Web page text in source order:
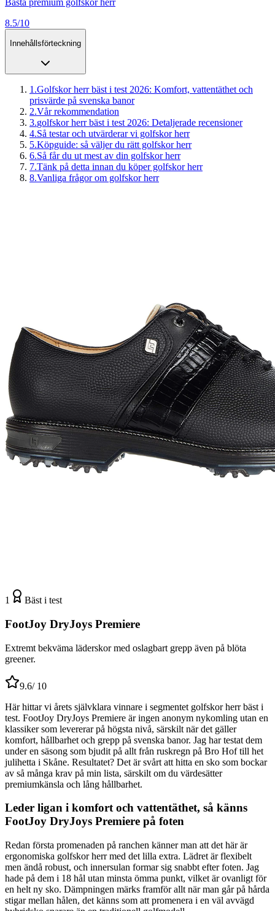
8.5/10
Innehållsförteckning
1 .Golfskor herr bäst i test 2026: Komfort, vattentäthet och
prisvärde på svenska banor
2.Vår rekommendation
3.golfskor herr bäst i test 2026: Detaljerade recensioner
4.Så testar och utvärderar vi golfskor herr
5.Köpguide: så väljer du rätt golfskor herr
6.Så får du ut mest av din golfskor herr
7.Tänk på detta innan du köper golfskor herr
8.Vanliga frågor om golfskor herr
1 Bäst i test
FootJoy DryJoys Premiere
Extremt bekväma läderskor med oslagbart grepp även på blöta
greener.
9.6/ 10
Här hittar vi årets självklara vinnare i segmentet golfskor herr bäst i
test. FootJoy DryJoys Premiere är ingen anonym nykomling utan en
klassiker som levererar på högsta nivå, särskilt när det gäller
komfort, hållbarhet och grepp på svenska banor. Jag har testat dem
under en säsong som bjudit på allt från ruskregn på Bro Hof till het
julihetta i Skåne. Resultatet? Det är svårt att hitta en sko som bockar
av så många krav på min lista, särskilt om du värdesätter
premiumkänsla och lång hållbarhet.
Leder ligan i komfort och vattentäthet, så känns
FootJoy DryJoys Premiere på foten
Redan första promenaden på ranchen känner man att det här är
ergonomiska golfskor herr med det lilla extra. Lädret är flexibelt
men ändå robust, och innersulan formar sig snabbt efter foten. Jag
hade på dem i 18 hål utan minsta ömma punkt, vilket är ovanligt för
en helt ny sko. Dämpningen märks framför allt när man går på hårda
stigar mellan hålen, det känns som att promenera i en väl avvägd